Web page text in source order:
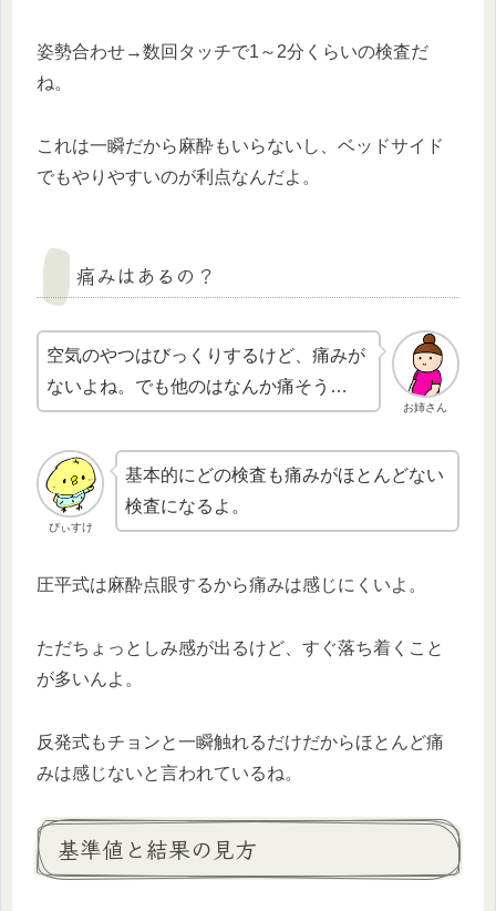
姿勢合わせ→数回タッチで1～2分くらいの検査だ
ね。
これは一瞬だから麻酔もいらないし、ベッドサイド
でもやりやすいのが利点なんだよ。
痛みはあるの？
お姉さん
空気のやつはびっくりするけど、痛みが
ないよね。でも他のはなんか痛そう…
ぴぃすけ
基本的にどの検査も痛みがほとんどない
検査になるよ。
圧平式は麻酔点眼するから痛みは感じにくいよ。
ただちょっとしみ感が出るけど、すぐ落ち着くこと
が多いんよ。
反発式もチョンと一瞬触れるだけだからほとんど痛
みは感じないと言われているね。
基準値と結果の見方